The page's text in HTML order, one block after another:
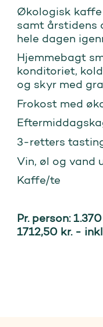
Økologisk kaffe
samt årstidens
hele dagen
Hjemmebagt
konditoriet,
og skyr med
Frokost med
3-retters
Vin, øl og vand
Kaffe/te
Pr. person:
1712,50 kr. -